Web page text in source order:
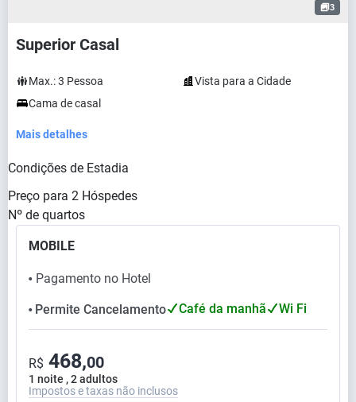
3
Superior Casal
Max.:3 Pessoa
Vista para a Cidade
Cama de casal
Mais detalhes
Condições de Estadia
Preço para 2 Hóspedes
Nº de quartos
MOBILE
⬤ Pagamento no Hotel
⬤ Permite Cancelamento Café da manhã Wi Fi
1 noite , 2 adultos
R$ 468,00
Impostos e taxas não inclusos